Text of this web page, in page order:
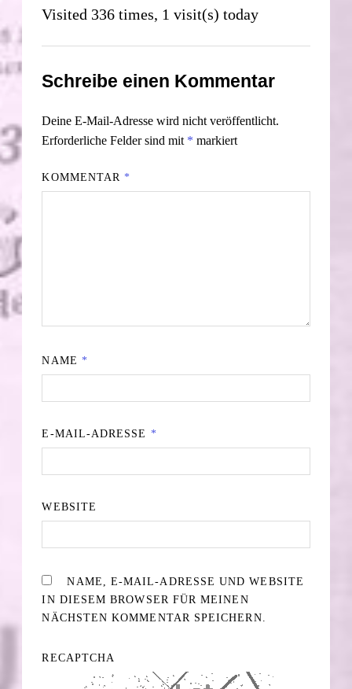
Visited 336 times, 1 visit(s) today
Schreibe einen Kommentar
Deine E-Mail-Adresse wird nicht veröffentlicht.
Erforderliche Felder sind mit * markiert
KOMMENTAR *
NAME *
E-MAIL-ADRESSE *
WEBSITE
NAME, E-MAIL-ADRESSE UND WEBSITE
IN DIESEM BROWSER FÜR MEINEN
NÄCHSTEN KOMMENTAR SPEICHERN.
RECAPTCHA